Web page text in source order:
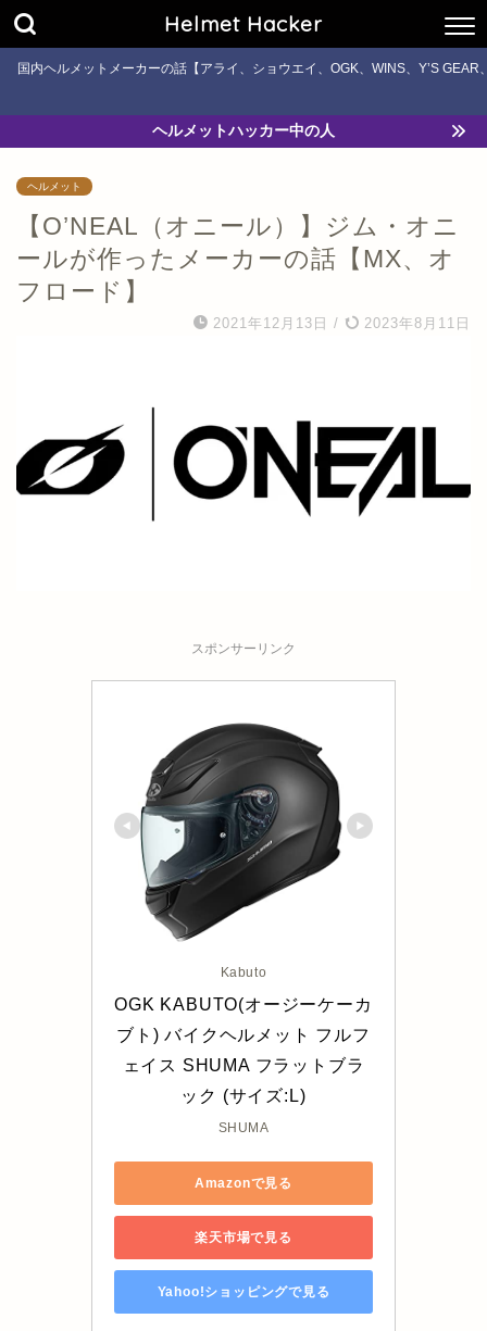
Helmet Hacker
国内ヘルメットメーカーの話【アライ、ショウエイ、OGK、WINS、Y’S
ヘルメットハッカー中の人
ヘルメット
【O’NEAL（オニール）】ジム・オニ
ールが作ったメーカーの話【MX、オ
フロード】
2021年12月13日 / 2023年8月11日
スポンサーリンク
Kabuto
OGK KABUTO(オージーケーカ
ブト) バイクヘルメット フルフ
ェイス SHUMA フラットブラ
ック (サイズ:L)
SHUMA
Amazonで見る
楽天市場で見る
Yahoo!ショッピングで見る